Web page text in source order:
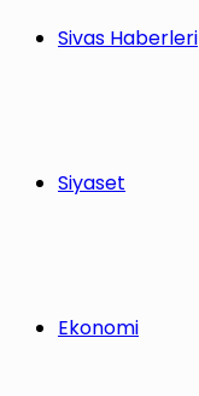
Sivas Haberleri
Siyaset
Ekonomi